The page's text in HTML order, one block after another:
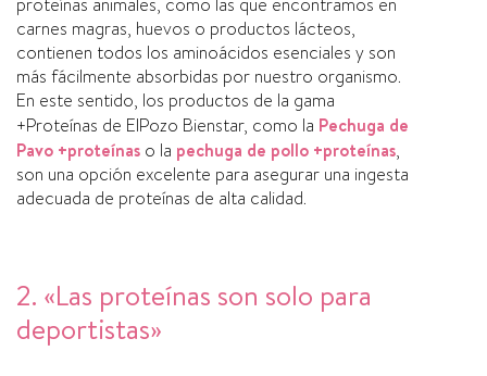
carnes magras, huevos o productos lácteos,
contienen todos los aminoácidos esenciales y son
más fácilmente absorbidas por nuestro organismo.
En este sentido, los productos de la gama
+Proteínas de ElPozo Bienstar, como la Pechuga de
Pavo +proteínas o la pechuga de pollo +proteínas,
son una opción excelente para asegurar una ingesta
adecuada de proteínas de alta calidad.
2. «Las proteínas son solo para
deportistas»